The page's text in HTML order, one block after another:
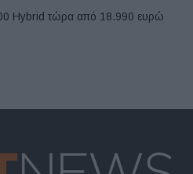
Hybrid τώρα από 18.990 ευρώ